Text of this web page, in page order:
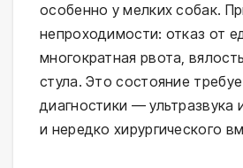
особенно у мелких собак.
непроходимости: отказ от
многократная рвота,
стула. Это состояние
диагностики — ультразвука
и нередко хирургического